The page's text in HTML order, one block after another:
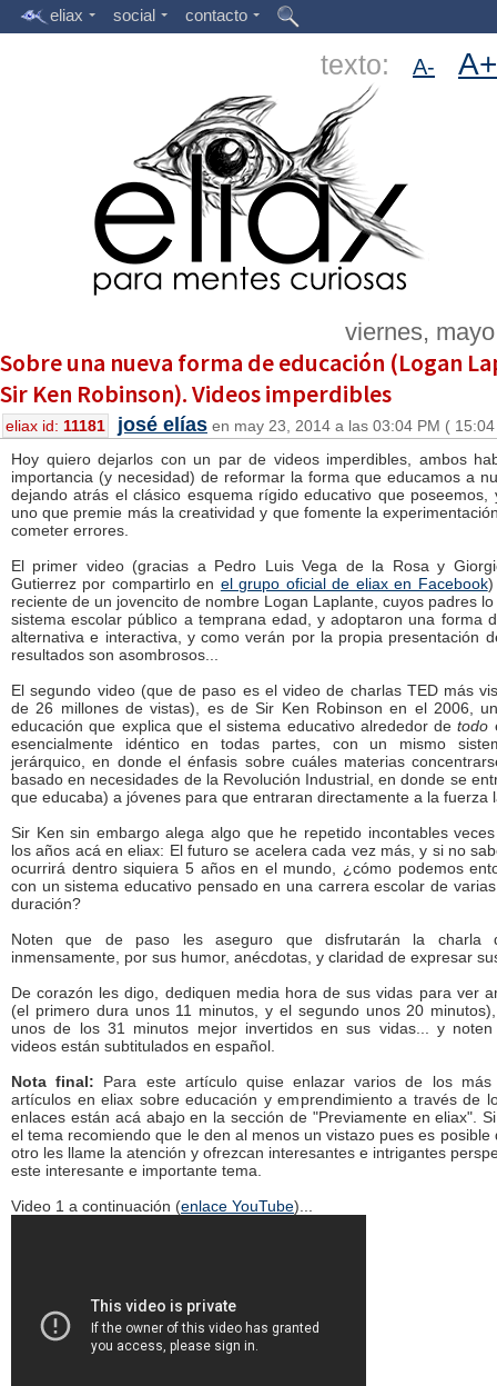
eliax social contacto
texto: A- A+
viernes,
Sobre una nueva forma de educación (Logan
Sir Ken Robinson). Videos imperdibles
eliax id: 11181 josé elías en may 23, 2014 a las 03:04 PM (
Hoy quiero dejarlos con un par de videos imperdibles, ambos
importancia (y necesidad) de reformar la forma que educamos a
dejando atrás el clásico esquema rígido educativo que poseemos,
uno que premie más la creatividad y que fomente la
cometer errores.
El primer video (gracias a Pedro Luis Vega de la Rosa y
Gutierrez por compartirlo en el grupo oficial de eliax en Facebook)
reciente de un jovencito de nombre Logan Laplante, cuyos padres
sistema escolar público a temprana edad, y adoptaron una forma
alternativa e interactiva, y como verán por la propia presentación
resultados son asombrosos...
El segundo video (que de paso es el video de charlas TED más
de 26 millones de vistas), es de Sir Ken Robinson en el 2006,
educación que explica que el sistema educativo alrededor detodo
esencialmente idéntico en todas partes, con un mismo
jerárquico, en donde el énfasis sobre cuáles materias
basado en necesidades de la Revolución Industrial, en donde se
que educaba) a jóvenes para que entraran directamente a la fuerza
Sir Ken sin embargo alega algo que he repetido incontables
los años acá en eliax: El futuro se acelera cada vez más, y si no
ocurrirá dentro siquiera 5 años en el mundo, ¿cómo podemos
con un sistema educativo pensado en una carrera escolar de
duración?
Noten que de paso les aseguro que disfrutarán la charla
inmensamente, por sus humor, anécdotas, y claridad de expresar
De corazón les digo, dediquen media hora de sus vidas para ver
(el primero dura unos 11 minutos, y el segundo unos 20
unos de los 31 minutos mejor invertidos en sus vidas... y
videos están subtitulados en español.
Nota final: Para este artículo quise enlazar varios de los más
artículos en eliax sobre educación y emprendimiento a través de
enlaces están acá abajo en la sección de "Previamente en eliax".
el tema recomiendo que le den al menos un vistazo pues es posible
otro les llame la atención y ofrezcan interesantes e intrigantes
este interesante e importante tema.
Video 1 a continuación (enlace YouTube)...